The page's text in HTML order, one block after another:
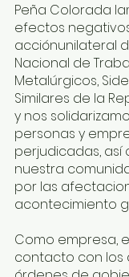
Peña Colorada
efectos
acciónunilateral
Nacional de
Metalúrgicos,
Similares de la
y nos
personas y
perjudicadas, así
nuestra
por las
acontecimiento
Como empresa,
contacto con los